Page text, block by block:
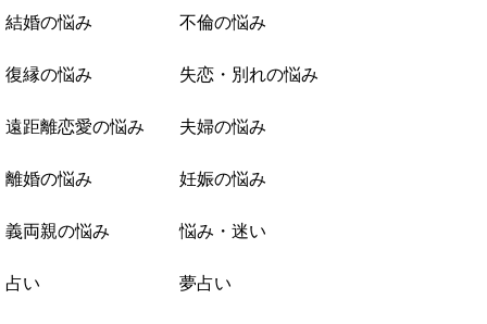
結婚の悩み 不倫の悩み
復縁の悩み 失恋・別れの悩み
遠距離恋愛の悩み 夫婦の悩み
離婚の悩み 妊娠の悩み
義両親の悩み 悩み・迷い
占い 夢占い